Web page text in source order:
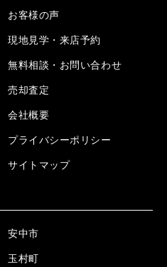
お客様の声
現地見学・来店予約
無料相談・お問い合わせ
売却査定
会社概要
プライバシーポリシー
サイトマップ
安中市
玉村町